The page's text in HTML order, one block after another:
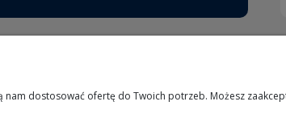
dostosować ofertę do Twoich potrzeb. Możesz